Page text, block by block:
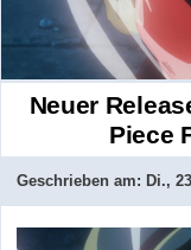
Neuer
Piece
Geschrieben am: Di.,